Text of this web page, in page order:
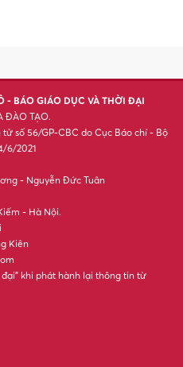
- BÁO GIÁO DỤC VÀ THỜI ĐẠI
ĐÀO TẠO.
số 56/GP-CBC do Cục Báo chí - Bộ
6/2021
- Nguyễn Đức Tuân
- Hà Nội.
Kiên
khi phát hành lại thông tin từ